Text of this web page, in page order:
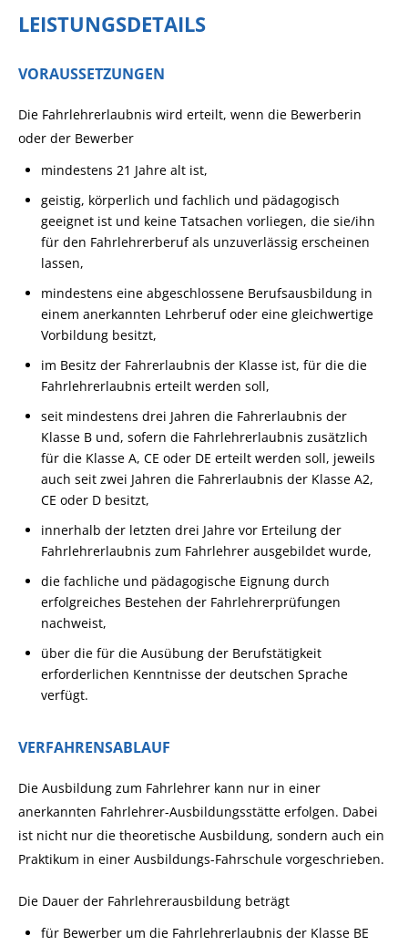
LEISTUNGSDETAILS
VORAUSSETZUNGEN
Die Fahrlehrerlaubnis wird erteilt, wenn die Bewerberin
oder der Bewerber
mindestens 21 Jahre alt ist,
geistig, körperlich und fachlich und pädagogisch
geeignet ist und keine Tatsachen vorliegen, die sie/ihn
für den Fahrlehrerberuf als unzuverlässig erscheinen
lassen,
mindestens eine abgeschlossene Berufsausbildung in
einem anerkannten Lehrberuf oder eine gleichwertige
Vorbildung besitzt,
im Besitz der Fahrerlaubnis der Klasse ist, für die die
Fahrlehrerlaubnis erteilt werden soll,
seit mindestens drei Jahren die Fahrerlaubnis der
Klasse B und, sofern die Fahrlehrerlaubnis zusätzlich
für die Klasse A, CE oder DE erteilt werden soll, jeweils
auch seit zwei Jahren die Fahrerlaubnis der Klasse A2,
CE oder D besitzt,
innerhalb der letzten drei Jahre vor Erteilung der
Fahrlehrerlaubnis zum Fahrlehrer ausgebildet wurde,
die fachliche und pädagogische Eignung durch
erfolgreiches Bestehen der Fahrlehrerprüfungen
nachweist,
über die für die Ausübung der Berufstätigkeit
erforderlichen Kenntnisse der deutschen Sprache
verfügt.
VERFAHRENSABLAUF
Die Ausbildung zum Fahrlehrer kann nur in einer
anerkannten Fahrlehrer-Ausbildungsstätte erfolgen. Dabei
ist nicht nur die theoretische Ausbildung, sondern auch ein
Praktikum in einer Ausbildungs-Fahrschule vorgeschrieben.
Die Dauer der Fahrlehrerausbildung beträgt
für Bewerber um die Fahrlehrerlaubnis der Klasse BE